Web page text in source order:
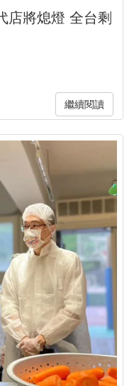
店將熄燈 全台剩
繼續閱讀